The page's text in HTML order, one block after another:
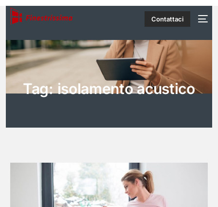
Contattaci
Tag: isolamento acustico